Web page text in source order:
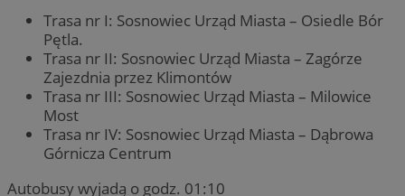
Trasa nr I: Sosnowiec Urząd Miasta – Osiedle Bór
Pętla.
Trasa nr II: Sosnowiec Urząd Miasta – Zagórze
Zajezdnia przez Klimontów
Trasa nr III: Sosnowiec Urząd Miasta – Milowice
Most
Trasa nr IV: Sosnowiec Urząd Miasta – Dąbrowa
Górnicza Centrum
Autobusy wyjadą o godz. 01:10